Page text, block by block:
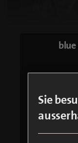
Jetzt
Sie